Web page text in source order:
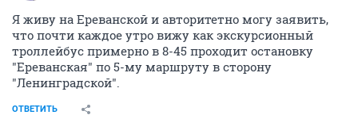
Я живу на Ереванской и авторитетно могу заявить,
что почти каждое утро вижу как экскурсионный
троллейбус примерно в 8-45 проходит остановку
"Ереванская" по 5-му маршруту в сторону
"Ленинградской".
ОТВЕТИТЬ